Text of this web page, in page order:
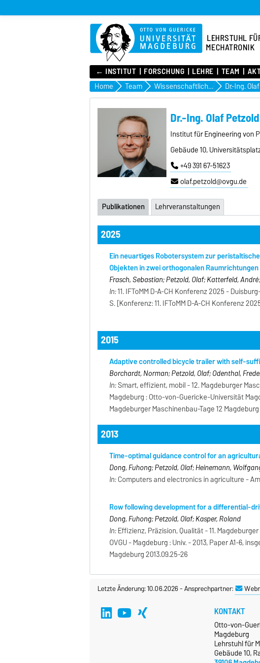
LEHRSTUHL
MECHATRONIK
← INSTITUT FORSCHUNG LEHRE TEAM
Home Team Wissenschaftliches Personal Dr.-Ing.
Dr.-Ing. Olaf Petzold
Institut für Engineering von
Gebäude 10,
+49 391 67-51623
olaf.petzold@ovgu.de
Publikationen Lehrveranstaltungen
2025
Ein neuartiges Robotersystem zur
Objekten in zwei orthogonalen Raumrichtungen
Frasch, Sebastian; Petzold, Olaf; Katterfeld,
In:11. IFToMM D-A-CH Konferenz 2025 -
S. [Konferenz: 11. IFToMM D-A-CH Konferenz
2015
Adaptive controlled bicycle trailer with self-
Borchardt, Norman; Petzold, Olaf; Odenthal,
In:Smart, effizient, mobil - 12. Magdeburger
Magdeburg : Otto-von-Guericke-Universität
Magdeburger Maschinenbau-Tage 12 Magdeburg
2013
Time-optimal guidance control for an
Dong, Fuhong; Petzold, Olaf; Heinemann,
In:Computers and electronics in agriculture -
Row following development for a differential-
Dong, Fuhong; Petzold, Olaf; Kasper, Roland
In:Effizienz, Präzision, Qualität - 11.
OVGU - Magdeburg : Univ. - 2013, Paper A1-6,
Magdeburg 2013.09.25-26
Letzte Änderung: 10.06.2026-Ansprechpartner:
KONTAKT
Otto-von-
Magdeburg
Lehrstuhl für
Gebäude 10,